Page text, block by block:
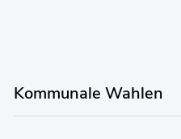
Kommunale Wahlen